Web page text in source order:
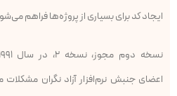
ایجاد کد برای بسیاری از پروژه‌ها فراهم